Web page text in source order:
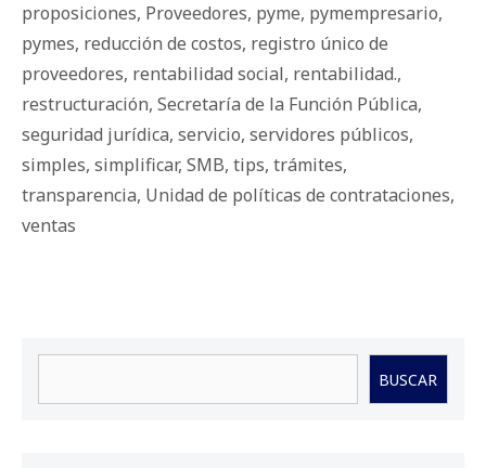
proposiciones, Proveedores, pyme, pymempresario,
pymes, reducción de costos, registro único de
proveedores, rentabilidad social, rentabilidad.,
restructuración, Secretaría de la Función Pública,
seguridad jurídica, servicio, servidores públicos,
simples, simplificar, SMB, tips, trámites,
transparencia, Unidad de políticas de contrataciones,
ventas
BUSCAR